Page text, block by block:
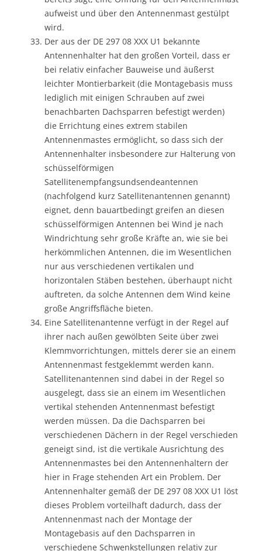
aufweist und über den Antennenmast gestülpt
wird.
Der aus der DE 297 08 XXX U1 bekannte
Antennenhalter hat den großen Vorteil, dass er
bei relativ einfacher Bauweise und äußerst
leichter Montierbarkeit (die Montagebasis muss
lediglich mit einigen Schrauben auf zwei
benachbarten Dachsparren befestigt werden)
die Errichtung eines extrem stabilen
Antennenmastes ermöglicht, so dass sich der
Antennenhalter insbesondere zur Halterung von
schüsselförmigen
Satellitenempfangsundsendeantennen
(nachfolgend kurz Satellitenantennen genannt)
eignet, denn bauartbedingt greifen an diesen
schüsselförmigen Antennen bei Wind je nach
Windrichtung sehr große Kräfte an, wie sie bei
herkömmlichen Antennen, die im Wesentlichen
nur aus verschiedenen vertikalen und
horizontalen Stäben bestehen, überhaupt nicht
auftreten, da solche Antennen dem Wind keine
große Angriffsfläche bieten.
Eine Satellitenantenne verfügt in der Regel auf
ihrer nach außen gewölbten Seite über zwei
Klemmvorrichtungen, mittels derer sie an einem
Antennenmast festgeklemmt werden kann.
Satellitenantennen sind dabei in der Regel so
ausgelegt, dass sie an einem im Wesentlichen
vertikal stehenden Antennenmast befestigt
werden müssen. Da die Dachsparren bei
verschiedenen Dächern in der Regel verschieden
geneigt sind, ist die vertikale Ausrichtung des
Antennenmastes bei den Antennenhaltern der
hier in Frage stehenden Art ein Problem. Der
Antennenhalter gemäß der DE 297 08 XXX U1 löst
dieses Problem vorteilhaft dadurch, dass der
Antennenmast nach der Montage der
Montagebasis auf den Dachsparren in
verschiedene Schwenkstellungen relativ zur